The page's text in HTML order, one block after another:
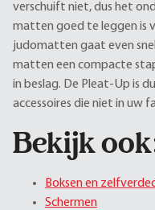
verschuift niet, dus het
matten goed te leggen is
judomatten gaat even
matten een compacte
in beslag. De Pleat-Up is
accessoires die niet in uw
Bekijk
Boksen en
Schermen